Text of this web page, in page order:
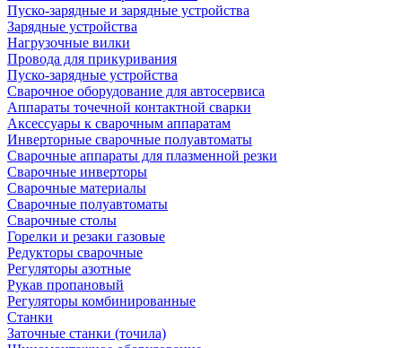
Пуско-зарядные и зарядные устройства
Зарядные устройства
Нагрузочные вилки
Провода для прикуривания
Пуско-зарядные устройства
Сварочное оборудование для автосервиса
Аппараты точечной контактной сварки
Аксессуары к сварочным аппаратам
Инверторные сварочные полуавтоматы
Сварочные аппараты для плазменной резки
Сварочные инверторы
Сварочные материалы
Сварочные полуавтоматы
Сварочные столы
Горелки и резаки газовые
Редукторы сварочные
Регуляторы азотные
Рукав пропановый
Регуляторы комбинированные
Станки
Заточные станки (точила)